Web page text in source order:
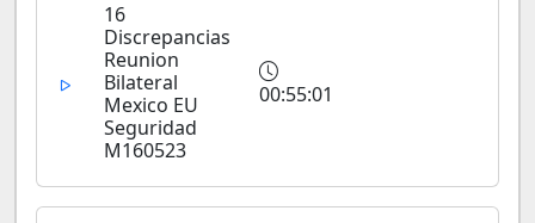
16
Discrepancias
Reunion
Bilateral
Mexico EU
Seguridad
M160523
00:55:01